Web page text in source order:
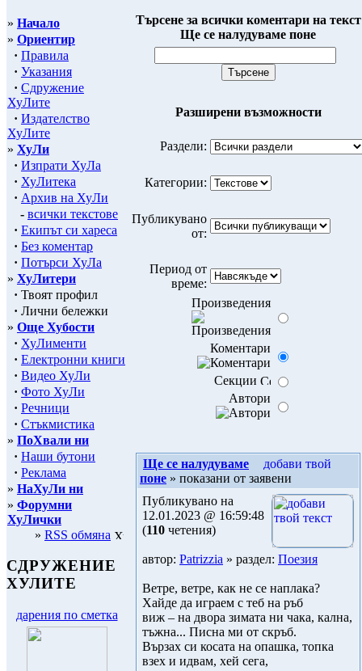
» Начало
» Ориентир
· Правила
· Указания
· Сдружение
ХуЛите
· Издателство
ХуЛите
» ХуЛи
· Изпрати ХуЛа
· ХуЛитека
· Архив на ХуЛи
- всички текстове
· Екипът си хареса
· Без коментар
· Потърси ХуЛа
» ХуЛитери
· Твоят профил
· Лични бележки
» Още Хубости
· ХуЛименти
· Електронни книги
· Видео ХуЛи
· Фото ХуЛи
· Речници
· Стъкмистика
» ПоХвали ни
· Наши бутони
· Реклама
» НаХуЛи ни
» Форумни
ХуЛички
» RSS обмяна
СДРУЖЕНИЕ
ХУЛИТЕ
дарения по сметка
Търсене за всички коментари на текст
Ще се налудуваме поне
Разширени възможности
Раздели:
Категории:
Публикувано
от:
Период от
време:
Произведения
Коментари
Секции
Автори
Ще се налудуваме
поне » показани от заявени
Публикувано на
12.01.2023 @ 16:59:48
(110 четения)
автор: Patrizzia » раздел: Поезия
Ветре, ветре, как не се наплака?
Хайде да играем с теб на ръб
виж – на двора зимата ни чака, кална,
тъжна... Писна ми от скръб.
Вързах си косата на опашка, топка
взех и идвам, хей сега,